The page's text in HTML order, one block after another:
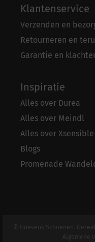
Klantenservice
Verzenden en
Retourneren en
Garantie en
Inspiratie
Alles over Durea
Alles over Meindl
Alles over Xsensible
Blogs
Promenade
© Hoevens Schoenen.
Algemene